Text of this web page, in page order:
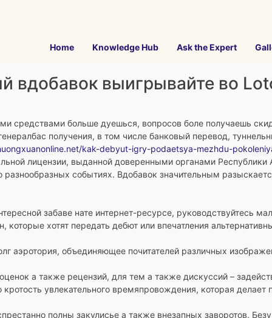
Home Knowledge Hub Ask the Expert
вдобавок выигрывайте во
средствами больше дуешься, вопросов боле получаешь
получения, в том числе банковый перевод,
kak-debyut-igry-podaetsya-mezhdu-
лицензии, выданной доверенными органами
событиях. Вдобавок значительным
забаве нате интернет-ресурсе, руководствуйтесь
которые хотят передать дебют или впечатления
аэротория, объединяющее почитателей различных
а также рецензий, для тем а также дискуссий –
увлекательного времяпровождения, которая
полны закулисье а также внезапных заворотов.